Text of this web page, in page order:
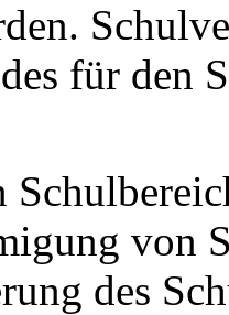
für den
von
des